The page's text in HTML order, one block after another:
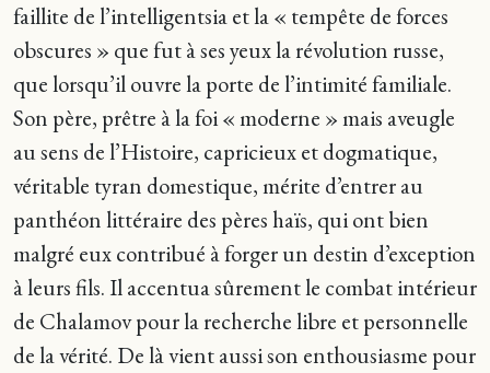
faillite de l’intelligentsia et la « tempête de forces
obscures » que fut à ses yeux la révolution russe,
que lorsqu’il ouvre la porte de l’intimité familiale.
Son père, prêtre à la foi « moderne » mais aveugle
au sens de l’Histoire, capricieux et dogmatique,
véritable tyran domestique, mérite d’entrer au
panthéon littéraire des pères haïs, qui ont bien
malgré eux contribué à forger un destin d’exception
à leurs fils. Il accentua sûrement le combat intérieur
de Chalamov pour la recherche libre et personnelle
de la vérité. De là vient aussi son enthousiasme pour